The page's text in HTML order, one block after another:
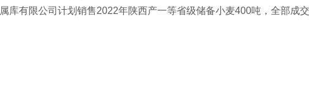
属库有限公司计划销售2022年陕西产一等省级储备小麦400吨，全部成